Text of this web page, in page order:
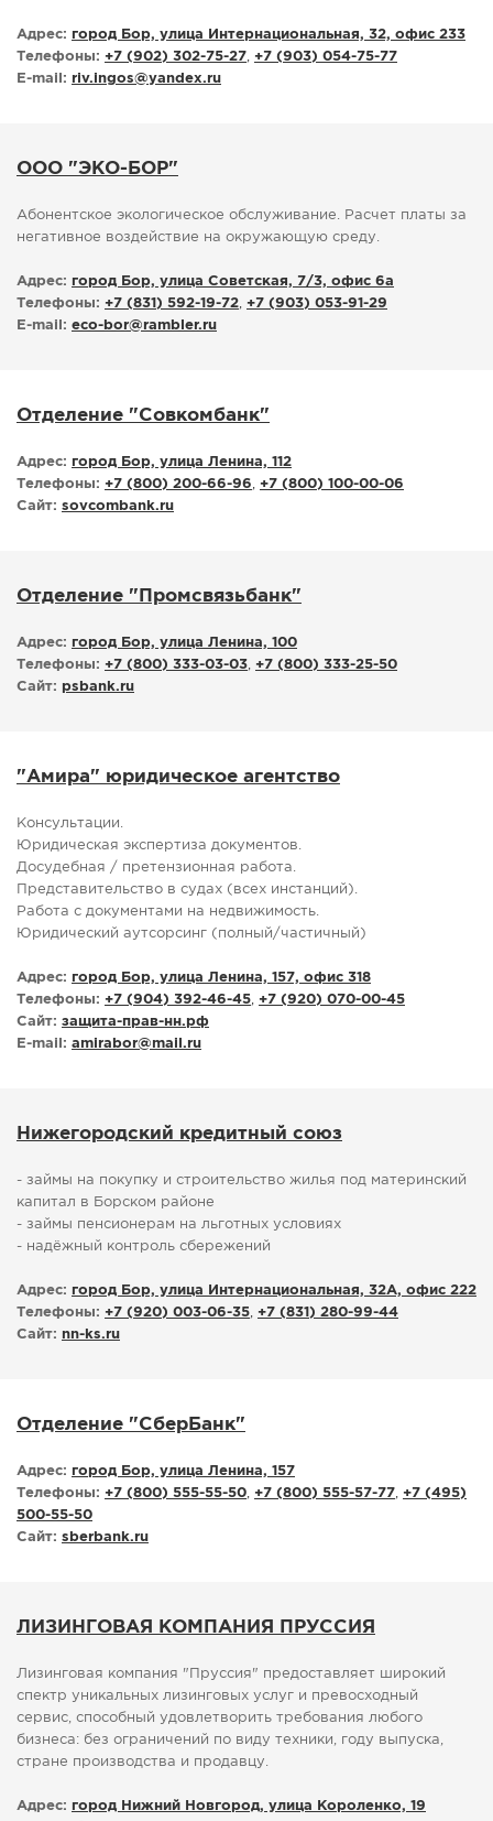
Адрес: город Бор, улица Интернациональная, 32, офис 233
Телефоны: +7 (902) 302-75-27, +7 (903) 054-75-77
E-mail: riv.ingos@yandex.ru
ООО "ЭКО-БОР"
Абонентское экологическое обслуживание. Расчет платы за
негативное воздействие на окружающую среду.
Адрес: город Бор, улица Советская, 7/3, офис 6а
Телефоны: +7 (831) 592-19-72, +7 (903) 053-91-29
E-mail: eco-bor@rambler.ru
Отделение "Совкомбанк"
Адрес: город Бор, улица Ленина, 112
Телефоны: +7 (800) 200-66-96, +7 (800) 100-00-06
Сайт: sovcombank.ru
Отделение "Промсвязьбанк"
Адрес: город Бор, улица Ленина, 100
Телефоны: +7 (800) 333-03-03, +7 (800) 333-25-50
Сайт: psbank.ru
"Амира" юридическое агентство
Консультации.
Юридическая экспертиза документов.
Досудебная / претензионная работа.
Представительство в судах (всех инстанций).
Работа с документами на недвижимость.
Юридический аутсорсинг (полный/частичный)
Адрес: город Бор, улица Ленина, 157, офис 318
Телефоны: +7 (904) 392-46-45, +7 (920) 070-00-45
Сайт: защита-прав-нн.рф
E-mail: amirabor@mail.ru
Нижегородский кредитный союз
- займы на покупку и строительство жилья под материнский
капитал в Борском районе
- займы пенсионерам на льготных условиях
- надёжный контроль сбережений
Адрес: город Бор, улица Интернациональная, 32А, офис 222
Телефоны: +7 (920) 003-06-35, +7 (831) 280-99-44
Сайт: nn-ks.ru
Отделение "СберБанк"
Адрес: город Бор, улица Ленина, 157
Телефоны: +7 (800) 555-55-50, +7 (800) 555-57-77, +7 (495)
500-55-50
Сайт: sberbank.ru
ЛИЗИНГОВАЯ КОМПАНИЯ ПРУССИЯ
Лизинговая компания "Пруссия" предоставляет широкий
спектр уникальных лизинговых услуг и превосходный
сервис, способный удовлетворить требования любого
бизнеса: без ограничений по виду техники, году выпуска,
стране производства и продавцу.
Адрес: город Нижний Новгород, улица Короленко, 19